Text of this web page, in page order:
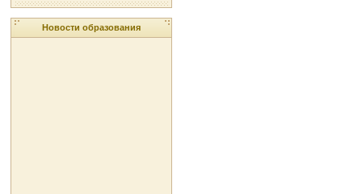
Новости образования